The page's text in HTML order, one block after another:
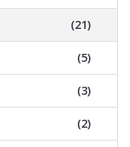
(21)
(5)
(3)
(2)